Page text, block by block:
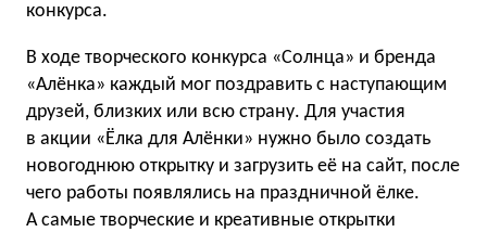
конкурса.
В ходе творческого конкурса «Солнца» и бренда
«Алёнка» каждый мог поздравить с наступающим
друзей, близких или всю страну. Для участия
в акции «Ёлка для Алёнки» нужно было создать
новогоднюю открытку и загрузить её на сайт, после
чего работы появлялись на праздничной ёлке.
А самые творческие и креативные открытки